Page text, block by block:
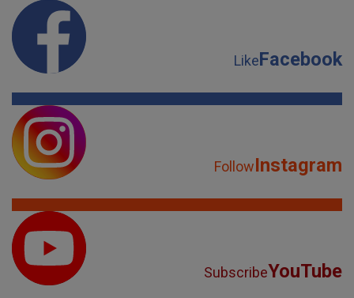
LikeFacebook
FollowInstagram
SubscribeYouTube